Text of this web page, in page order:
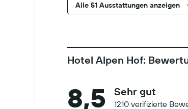
Alle 51 Ausstattungen anzeigen
Hotel Alpen Hof:
8,5 Sehr gut
1210 verifizierte